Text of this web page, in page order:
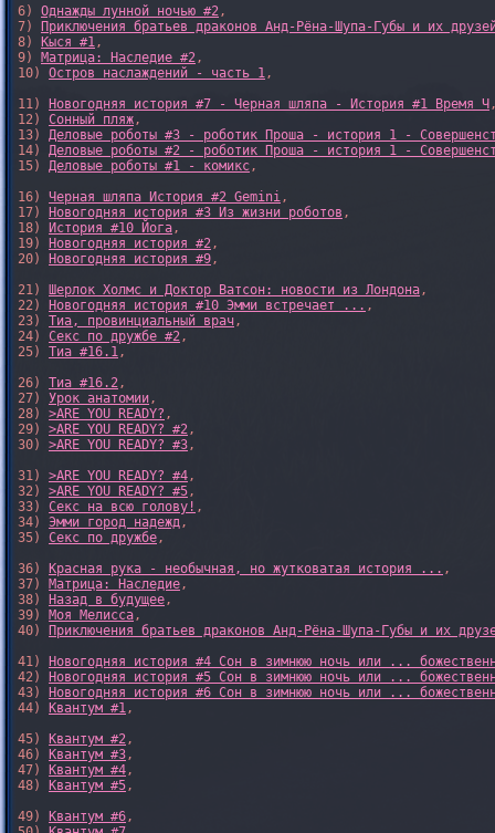
6) Однажды лунной ночью #2,
7)
Приключения братьев драконов Анд-Рёна-Шупа-Губы и их
8)
Кыся #1,
9) Матрица: Наследие #2,
10) Остров наслаждений - часть 1,
11)
Новогодняя история #7 - Черная шляпа - История #1 Время Ч
12) Сонный пляж,
13) Деловые роботы #3 - роботик Проша - история 1 -
14) Деловые роботы #2 - роботик Проша - история 1 -
15) Деловые роботы #1 - комикс,
16) Черная шляпа История #2 Gemini,
17)
Новогодняя история #3 Из жизни роботов ,
18)
История #10 Йога,
19)
Новогодняя история #2,
20)
Новогодняя история #9,
21) Шерлок Холмс и Доктор Ватсон: новости из Лондона,
22)
Новогодняя история #10 Эмми встречает ... ,
23) Тиа, провинциальный врач,
24) Секс по дружбе #2,
25) Тиа #16.1,
26) Тиа #16.2,
27) Урок анатомии,
28) >ARE YOU READY? ,
29) >ARE YOU READY? #2,
30) >ARE YOU READY? #3,
31) >ARE YOU READY? #4,
32) >ARE YOU READY? #5,
33) Секс на всю голову! ,
34) Эмми город надежд,
35) Секс по дружбе,
36)
Красная рука - необычная, но жутковатая история ... ,
37) Матрица: Наследие,
38)
Назад в будущее,
39) Моя Мелисса,
40)
Приключения братьев драконов Анд-Рёна-Шупа-Губы и их
41)
Новогодняя история #4 Сон в зимнюю ночь или ...
42)
Новогодняя история #5 Сон в зимнюю ночь или ...
43)
Новогодняя история #6 Сон в зимнюю ночь или ...
44)
Квантум #1,
45)
Квантум #2,
46)
Квантум #3,
47)
Квантум #4,
48)
Квантум #5,
49)
Квантум #6,